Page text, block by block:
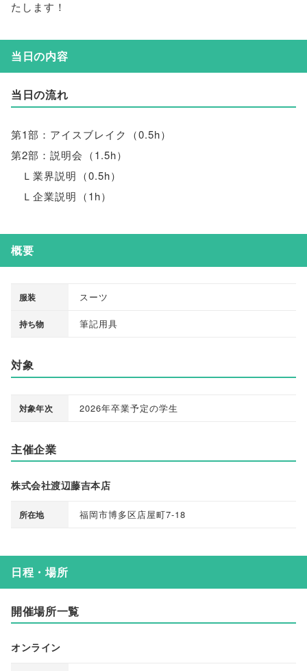
たします！
当日の内容
当日の流れ
第1部：アイスブレイク （0.5h）
第2部：説明会 （1.5h）
Ｌ業界説明 （0.5h）
Ｌ企業説明 （1h）
概要
服装 スーツ
持ち物 筆記用具
対象
対象年次 2026年卒業予定の学生
主催企業
株式会社渡辺藤吉本店
所在地 福岡市博多区店屋町7-18
日程・場所
開催場所一覧
オンライン